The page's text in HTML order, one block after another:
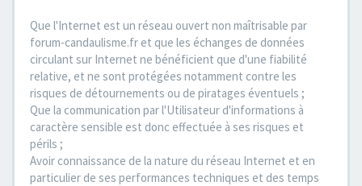
Que l'Internet est un réseau ouvert non maîtrisable par
forum-candaulisme.fr et que les échanges de données
circulant sur Internet ne bénéficient que d'une fiabilité
relative, et ne sont protégées notamment contre les
risques de détournements ou de piratages éventuels ;
Que la communication par l'Utilisateur d'informations à
caractère sensible est donc effectuée à ses risques et
périls ;
Avoir connaissance de la nature du réseau Internet et en
particulier de ses performances techniques et des temps